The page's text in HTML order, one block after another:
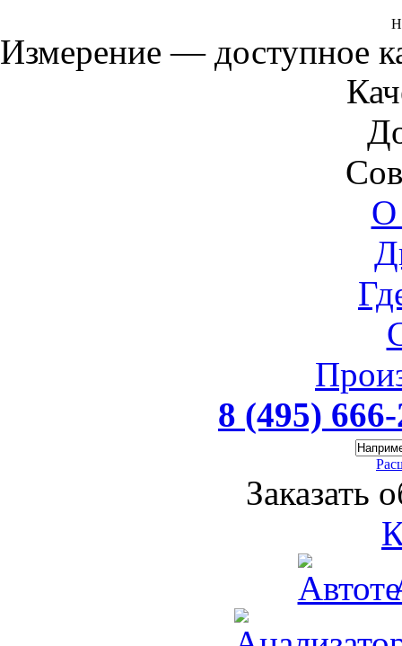
Измерение — доступное
О
8 (495)
Заказать